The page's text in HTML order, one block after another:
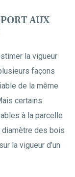
AUX
la vigueur
façons
de la même
certains
à la parcelle
diamètre des bois
la vigueur d’un